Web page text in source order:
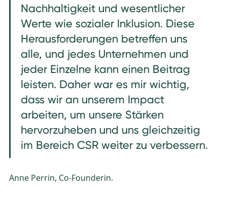
Nachhaltigkeit und wesentlicher
Werte wie sozialer Inklusion. Diese
Herausforderungen betreffen uns
alle, und jedes Unternehmen und
jeder Einzelne kann einen Beitrag
leisten. Daher war es mir wichtig,
dass wir an unserem Impact
arbeiten, um unsere Stärken
hervorzuheben und uns gleichzeitig
im Bereich CSR weiter zu verbessern.
Anne Perrin, Co-Founderin.